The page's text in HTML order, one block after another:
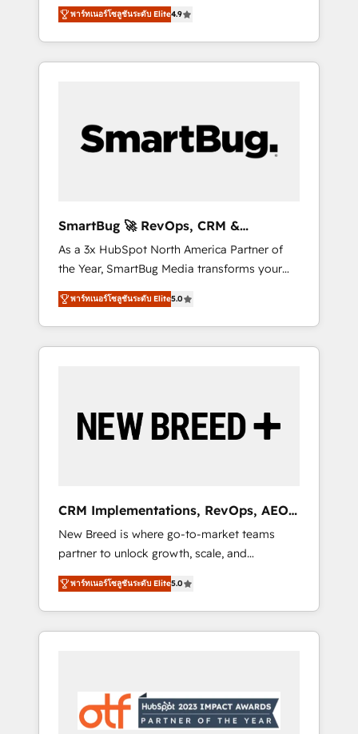
streamline processes, and unlock efficiency
at scale. From predictive intelligence to
conversational AI, we turn data into action
and automation into competitive advantage.
and execution. We don't just "set up tools" —
we install the GTM Operating System (GTM
OS) to align your leadership and engineer a
portal that drives predictable revenue
and Story to stop "accelerating a mess." ⚙️
Elite Engineering & AI Scalable Architecture:
agents, and high-integrity migrations for total
reporting clarity. Security & Compliance: SOC
2 Type I and HIPAA attested for enterprise-
grade data security. 🏆 Why Bluleadz? GTM
OS Partner | 16+ Years Experience | 1,000+
Five-Star Reviews
พาร์ทเนอร์โซลูชันระดับ Elite4.9
SmartBug 🚀 RevOps, CRM &
Integration Experts
As a 3x HubSpot North America Partner of
the Year, SmartBug Media transforms your
customer lifecycle into a revenue engine. Our
unified ecosystem includes specialized
divisions Globalia (AI & Software) and Point
Success Media (Paid Media), making this the
by Globalia’s technical development team. -
19 HubSpot-certified trainers to drive
deployment of Breeze AI and custom agents
to automate growth. 🏆 Elite Excellence - 8
platform accreditations and deep HIPAA-
compliance expertise. - A team of 250+
experts dedicated to your resilient growth.
พาร์ทเนอร์โซลูชันระดับ Elite5.0
CRM Implementations, RevOps, AEO
+ Web, Demand Gen
New Breed is where go-to-market teams
partner to unlock growth, scale, and
transformation. We help companies activate
HubSpot’s AI-powered customer platform
and operationalize HubSpot’s Loop
Marketing framework through expert-led
Hubs to your buyer journey for clean data,
scalability, & reporting. 🎯Demand Gen &
พาร์ทเนอร์โซลูชันระดับ Elite5.0